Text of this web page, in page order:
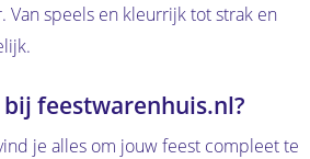
Van speels en kleurrijk tot strak en
feestwarenhuis.nl?
je alles om jouw feest compleet te